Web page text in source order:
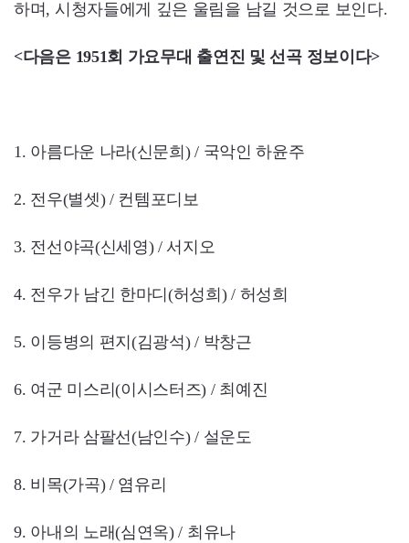
하며, 시청자들에게 깊은 울림을 남길 것으로 보인다.
<다음은 1951회 가요무대 출연진 및 선곡 정보이다>
1. 아름다운 나라(신문희) / 국악인 하윤주
2. 전우(별셋) / 컨템포디보
3. 전선야곡(신세영) / 서지오
4. 전우가 남긴 한마디(허성희) / 허성희
5. 이등병의 편지(김광석) / 박창근
6. 여군 미스리(이시스터즈) / 최예진
7. 가거라 삼팔선(남인수) / 설운도
8. 비목(가곡) / 염유리
9. 아내의 노래(심연옥) / 최유나